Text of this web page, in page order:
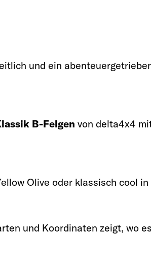
und ein
B-Felgen von delta4x4
Olive oder klassisch cool in
und Koordinaten zeigt, wo